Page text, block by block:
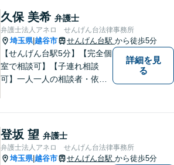
久保 美希 弁護士
弁護士法人アネロ せんげん台法律事務所
埼玉県|越谷市 せんげん台駅 から徒歩5分
【せんげん台駅5分】【完全個
室で相談可】【子連れ相談
可】一人一人の相談者・依頼
適切かつ速やかに解決いたし
ます。 お気軽にご相談くださ
い。
詳細を見
る
登坂 望 弁護士
弁護士法人アネロ せんげん台法律事務所
埼玉県|越谷市 せんげん台駅 から徒歩5分